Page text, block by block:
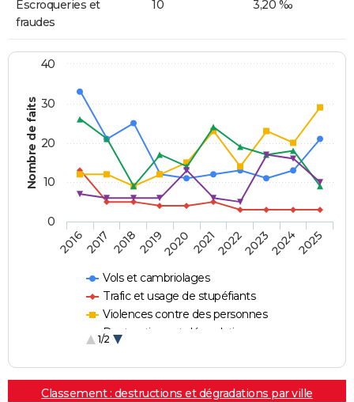
Escroqueries et
fraudes
10 3,20 ‰
Nombre de faits
Vols et cambriolages
Trafic et usage de stupéfiants
Violences contre des personnes
Destructions et dégradations
1/2
20162017 20182019202020212022202320242025
0
10
20
30
40
Classement : destructions et dégradations par ville